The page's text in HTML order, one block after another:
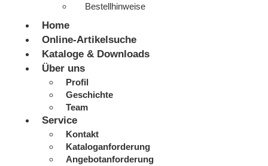
Bestellhinweise
Home
Online-Artikelsuche
Kataloge & Downloads
Über uns
Profil
Geschichte
Team
Service
Kontakt
Kataloganforderung
Angebotanforderung